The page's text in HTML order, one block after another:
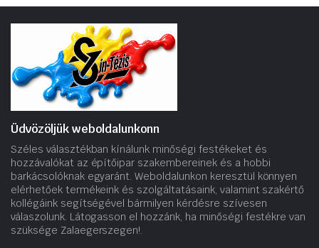
Üdvözöljük weboldalunkonn
Széles választékban kínálunk minőségi festékeket és
hozzávalókat az építőipar szakembereinek és a hobbi
barkácsolóknak egyaránt. Weboldalunkon keresztül könnyen
elérhetőek termékeink és szolgáltatásaink, valamint szakértő
kollégáink segítségével bármilyen kérdésre szívesen
válaszolunk. Látogasson el hozzánk, ha minőségi festékre van
szüksége Zalaegerszegen!.